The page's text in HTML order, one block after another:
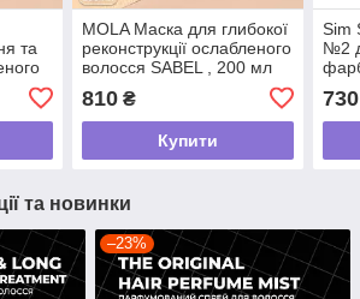
та
MOLA Маска для глибокої
реконструкції ослабленого
волосся SABEL , 200 мл
810₴
Купити
Sim
№2
2
730
та новинки
–23%